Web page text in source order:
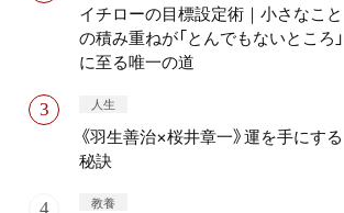
イチローの目標設定術｜小さなこと
の積み重ねが「とんでもないところ」
に至る唯一の道
人生
《羽生善治×桜井章一》運を手にする
秘訣
教養